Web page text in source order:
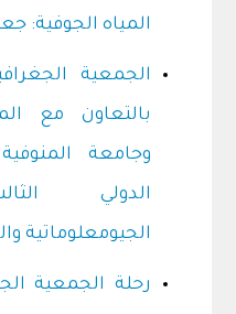
المياه الجوفية:
الجمعية
بالتعاون مع
وجامعة
الدولي
الجيومعلوماتية
رحلة الجمعية